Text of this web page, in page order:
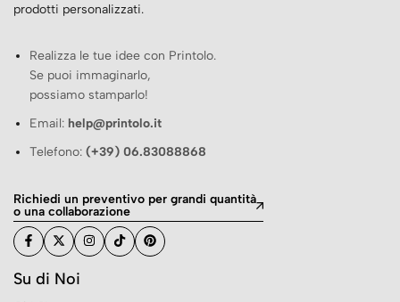
Realizza le tue idee con Printolo.
Se puoi immaginarlo,
possiamo stamparlo!
Email: help@printolo.it
Telefono:(+39) 06.83088868
Richiedi un preventivo per grandi quantità
o una collaborazione
Su di Noi